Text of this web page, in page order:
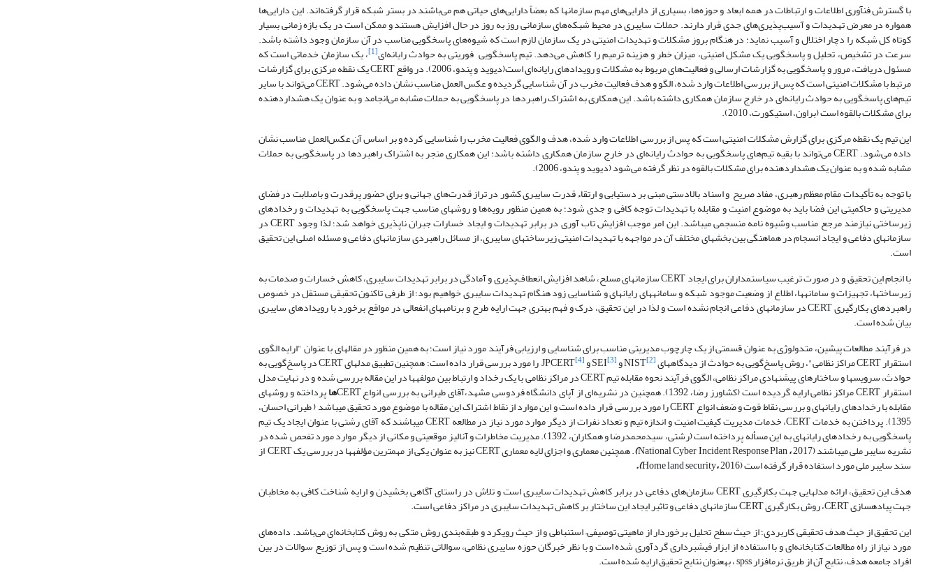
با گسترش فن­آوری اطلاعات و ارتباطات در همه ابعاد و حوزه‌ها، بسیاری از دارایی‌های مهم سازمان­ها که بعضاً دارایی‌های حیاتی هم می‌باشند در بستر شبکه‌ قرار گرفته‌اند. این دارایی‌ها
همواره در معرض تهدیدات و آسیب‌پذیری‌های جدی قرار دارند. حملات سایبری در محیط شبکه‌های سازمانی روز به روز در حال افزایش هستند و ممکن است در یک بازه زمانی بسیار
کوتاه کل شبکه را دچار اختلال و آسیب نماید؛ در هنگام بروز مشکلات و تهدیدات امنیتی در یک سازمان لازم است که شیوه‌های پاسخ­گویی مناسب در آن سازمان وجود داشته باشد.
سرعت در تشخیص، تحلیل و پاسخ­گویی یک مشکل امنیتی، میزان خطر و هزینه ترمیم را کاهش می‌دهد. تیم پاسخ­گویی فوریتی به حوادث رایانه‌ای[1] ، یک سازمان خدماتی است که
مسئول دریافت، مرور و پاسخ­گویی به گزارشات ارسالی و فعالیت‌های مربوط به مشکلات و رویدادهای رایانه‌ای است(دیوید و پندو، 2006). در واقع CERT یک نقطه مرکزی برای گزارشات
مرتبط با مشکلات امنیتی است که پس از بررسی اطلاعات وارد شده، الگو و هدف فعالیت مخرب در آن شناسایی گردیده و عکس العمل مناسب نشان داده می‌شود. CERT می‌تواند با سایر
تیم‌های پاسخ­گویی به حوادث رایانه‌ای در خارج سازمان همکاری داشته باشد. این همکاری به اشتراک راهبردها در پاسخ­گویی به حملات مشابه می‌انجامد و به عنوان یک هشداردهنده
برای مشکلات بالقوه است (براون، استیکورت، 2010).
این تیم یک نقطه مرکزی برای گزارش مشکلات امنیتی است که پس از بررسی اطلاعات وارد شده، هدف و الگوی فعالیت مخرب را شناسایی کرده و بر اساس آن عکس‌العمل مناسب نشان
داده می‌شود. CERT می‌تواند با بقیه تیم‌های پاسخ­گویی به حوادث رایانه‌ای در خارج سازمان همکاری داشته باشد؛ این همکاری منجر به اشتراک راهبردها در پاسخ­گویی به حملات
مشابه شده و به عنوان یک هشداردهنده برای مشکلات بالقوه در نظر گرفته می‌شود (دیوید و پندو، 2006).
با توجه به تأکیدات مقام معظم رهبری، مفاد صریح و اسناد بالادستی مبنی بر دست‏یابی و ارتقاء قدرت سایبری کشور در تراز قدرت‌های جهانی و برای حضور پرقدرت و باصلابت در فضای
مدیریتی و حاکمیتی این فضا باید به موضوع امنیت و مقابله با تهدیدات توجه کافی و جدی شود؛‌ به همین منظور رویه‌ها و روش­های مناسب جهت پاسخ­گویی به تهدیدات و رخدادهای
زیرساختی نیازمند مرجع مناسب وشیوه نامه منسجمی می­باشد. این امر موجب افزایش تاب آوری در برابر تهدیدات و ایجاد خسارات جبران ناپذیری خواهد شد؛ لذا وجود CERT در
سازمان­های دفاعی و ایجاد انسجام در هماهنگی بین بخش‏های مختلف آن در مواجهه با تهدیدات امنیتی زیرساخت­های سایبری، از مسائل راهبردی سازمان­های دفاعی و مسئله اصلی این تحقیق
است.
با انجام این تحقیق و در صورت ترغیب سیاستمداران برای ایجاد CERT سازمان­های مسلح، شاهد افزایش انعطاف‌پذیری و آمادگی در برابر تهدیدات سایبری، کاهش خسارات و صدمات به
زیرساخت­ها، تجهیزات و سامانه­ها، اطلاع از وضعیت موجود شبکه و سامانه­های رایانه­ای و شناسایی زود هنگام تهدیدات سایبری خواهیم بود؛ از طرفی تاکنون تحقیقی مستقل در خصوص
راهبردهای بکارگیری CERT در سازمان­های دفاعی انجام نشده است و لذا در این تحقیق، درک و فهم بهتری جهت ارایه طرح و برنامه­های انفعالی در مواقع برخورد با رویدادهای سایبری
بیان شده است.
در فرآیندمطالعات پیشین، متدولوژی به عنوان قسمتی از یک چارچوب مدیریتی مناسب برای شناسایی و ارزیابی فرآیند مورد نیاز است؛ به همین منظور در مقاله­ای با عنوان "ارایه الگوی
استقرار CERT مراکز نظامی"، روش پاسخ‌گویی به حوادث از دیدگاه­های NIST [2] و SEI[3] و JPCERT[4] را مورد بررسی قرار داده است؛‌ همچنین تطبیق مدل­های CERT در پاسخ‌گویی به
حوادث، سرویس­ها و ساختارهای پیشنهادی مراکز نظامی، الگوی فرآیند نحوه مقابله تیم CERT در مراکز نظامی با یک رخداد و ارتباط بین مولفه­ها در این مقاله بررسی شده و در نهایت مدل
استقرار CERT مراکز نظامی ارایه گردیده است (کشاورز رضا، 1392). همچنین در نشریه­‌ای از آپای دانشگاه فردوسی مشهد،‌آقای طیرانی به بررسی انواع CERT هاپرداخته و روش­های
مقابله با رخدادهای رایانه­ای و بررسی نقاط قوت و ضعف انواع CERT را مورد بررسی قرار داده است و این موارد از نقاط اشتراک این مقاله با موضوع مورد تحقیق می­باشد ( طیرانی احسان،
1395). پرداختن به خدمات CERT، خدمات مدیریت کیفیت امنیت و اندازه تیم و تعداد نفرات از دیگر موارد مورد نیاز در مطالعه CERT می­باشند که آقای رشتی با عنوان ایجاد یک تیم
پاسخ‏گویی به رخدادهای رایانه­ای به این مسأله پرداخته است (رشتی، سیدمحمدرضا و همکاران، 1392). مدیریت مخاطرات و آنالیز موقعیتی و مکانی از دیگر موارد مورد تفحص شده در
نشریه سایبر ملی می­باشند (National CyberIncidentResponsePlan،2017
). همچنین معماری و اجزای لایه معماری CERT نیز به عنوان یکی از مهمترین مؤلفه­ها در بررسی یک CERT از
سند سایبر ملی مورد استفاده قرار گرفته است (Home land security ،2016
).
هدف این تحقیق، ارائه مدل­هایی جهت بکارگیری CERT سازمان‌های دفاعی در برابر کاهش تهدیدات سایبری است و تلاش در راستای آگاهی بخشیدن و ارایه شناخت کافی به مخاطبان
جهت پیاده­سازی CERT، روش بکارگیری CERT سازمان­های دفاعی و تاثیر ایجاد این ساختار بر کاهش تهدیدات سایبری در مراکز دفاعی است.
این تحقیق از حیث هدف تحقیقی کاربردی؛ از حیث سطح تحلیل برخوردار از ماهیتی توصیفی– استنباطی و از حیث رویکرد و طبقه‌بندی روش متکی به روش کتابخانه‌ای می‌باشد. داده‌های
مورد نیاز از راه مطالعات کتابخانه‌ای و با استفاده از ابزار فیش­­برداری گردآوری شده است و با نظر خبرگان حوزه سایبری نظامی، سوالاتی تنظیم شده است و پس از توزیع سوالات در بین
افراد جامعه هدف، نتایج آن از طریق نرم­افزار spss ، به­عنوان نتایج تحقیق ارایه شده است.